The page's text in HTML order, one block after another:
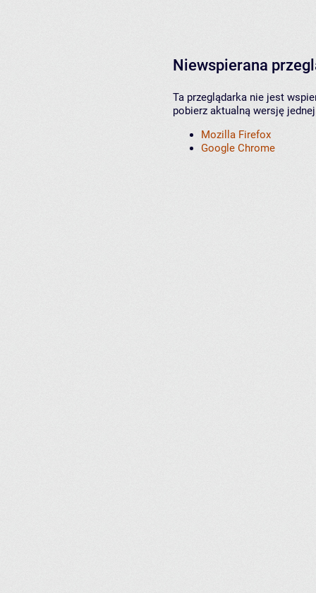
Niewspierana
Ta przeglądarka nie jest
pobierz aktualną wersję
Mozilla Firefox
Google Chrome